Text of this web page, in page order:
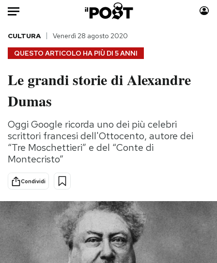
Auto
HOME
Italia
Politica
Tecnologia
Internet
Scienza
Cultura
Economia
Moda
Storie/Idee
Ok Boomer!
Media
PODCAST
QUESTO ARTICOLO HA PIÙ DI 5 ANNI
CULTURA Venerdì 28 agosto 2020
Le grandi storie di Alexandre
Dumas
Oggi Google ricorda uno dei più celebri
scrittori francesi dell'Ottocento, autore dei
“Tre Moschettieri” e del “Conte di
Montecristo”
Condividi